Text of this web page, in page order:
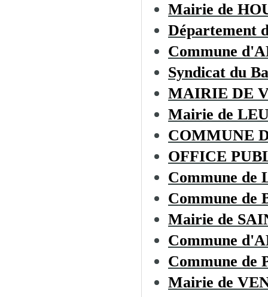
Mairie de
Département
Commune
Syndicat du
MAIRIE DE
Mairie de
COMMUNE
OFFICE
Commune de
Commune de
Mairie de
Commune
Commune de
Mairie de